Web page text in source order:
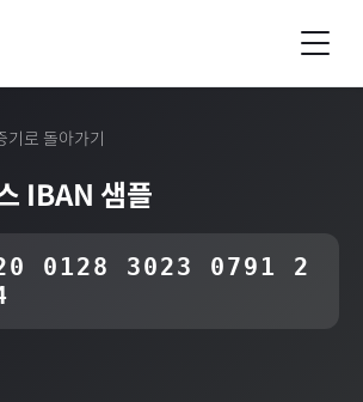
기로 돌아가기
IBAN 샘플
0128 3023 0791 2